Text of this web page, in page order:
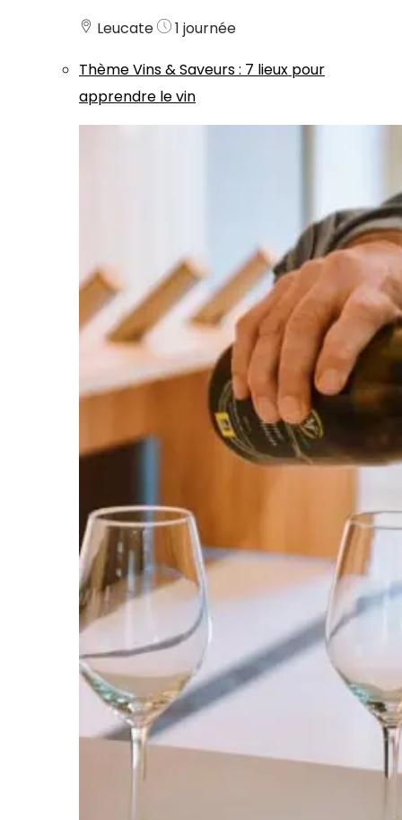
Leucate
1 journée
ThèmeVins & Saveurs: 7 lieux pour
apprendre le vin